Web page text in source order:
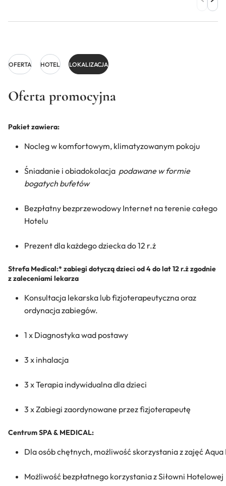
OFERTA HOTEL LOKALIZACJA
Oferta promocyjna
Pakiet zawiera:
Nocleg w komfortowym, klimatyzowanym pokoju
Śniadanie i obiadokolacja podawane w formie
bogatych bufetów
Bezpłatny bezprzewodowy Internet na terenie całego
Hotelu
Prezent dla każdego dziecka do 12 r.ż
Strefa Medical:* zabiegi dotyczą dzieci od 4 do lat 12 r.ż zgodnie
z zaleceniami lekarza
Konsultacja lekarska lub fizjoterapeutyczna oraz
ordynacja zabiegów.
1 x Diagnostyka wad postawy
3 x inhalacja
3 x Terapia indywidualna dla dzieci
3 x Zabiegi zaordynowane przez fizjoterapeutę
Centrum SPA & MEDICAL:
Dla osób chętnych, możliwość skorzystania z zajęć Aqua
Możliwość bezpłatnego korzystania z Siłowni Hotelowej